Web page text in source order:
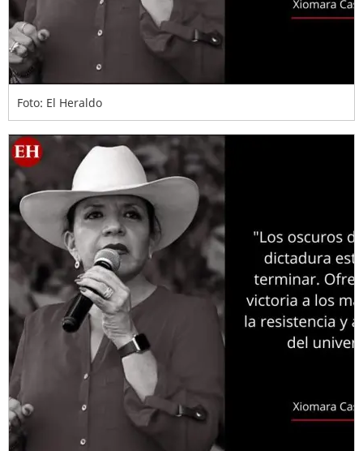
Foto: El Heraldo